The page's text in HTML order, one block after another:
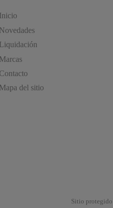
Inicio
Novedades
Liquidación
Marcas
Contacto
Mapa del sitio
Sitio protegido